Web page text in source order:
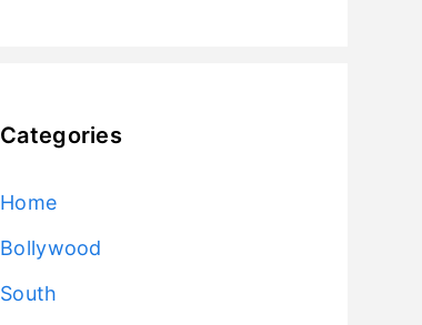
Categories
Home
Bollywood
South